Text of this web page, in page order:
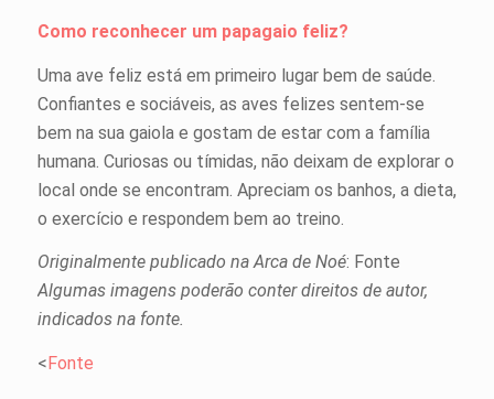
Como reconhecer um papagaio feliz?
Uma ave feliz está em primeiro lugar bem de saúde.
Confiantes e sociáveis, as aves felizes sentem-se
bem na sua gaiola e gostam de estar com a família
humana. Curiosas ou tímidas, não deixam de explorar o
local onde se encontram. Apreciam os banhos, a dieta,
o exercício e respondem bem ao treino.
Originalmente publicado na Arca de Noé: Fonte
Algumas imagens poderão conter direitos de autor,
indicados na fonte.
<Fonte